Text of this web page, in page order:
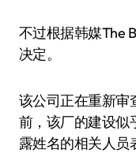
不过根据韩媒The
决定。
该公司正在重新审
前，该厂的建设似
露姓名的相关人员